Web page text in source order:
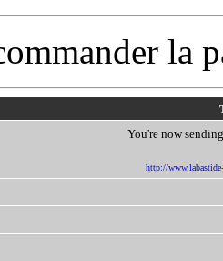
la
You're now
http://